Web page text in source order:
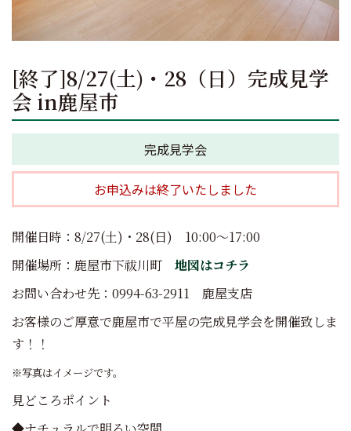
[終了]8/27(土)・28（日）完成見学
会 in鹿屋市
完成見学会
お申込みは終了いたしました
開催日時：8/27(土)・28(日) 10:00～17:00
開催場所：鹿屋市下祓川町 地図はコチラ
お問い合わせ先：0994-63-2911 鹿屋支店
お客様のご厚意で鹿屋市で平屋の完成見学会を開催致しま
す！！
※写真はイメージです。
見どころポイント